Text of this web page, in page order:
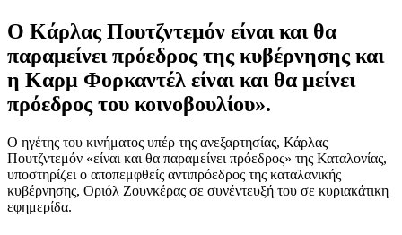
Ο Κάρλας Πουτζντεμόν είναι και θα
παραμείνει πρόεδρος της κυβέρνησης και
η Καρμ Φορκαντέλ είναι και θα μείνει
πρόεδρος του κοινοβουλίου».
Ο ηγέτης του κινήματος υπέρ της ανεξαρτησίας, Κάρλας
Πουτζντεμόν «είναι και θα παραμείνει πρόεδρος» της Καταλονίας,
υποστηρίζει ο αποπεμφθείς αντιπρόεδρος της καταλανικής
κυβέρνησης, Οριόλ Ζουνκέρας σε συνέντευξή του σε κυριακάτικη
εφημερίδα.